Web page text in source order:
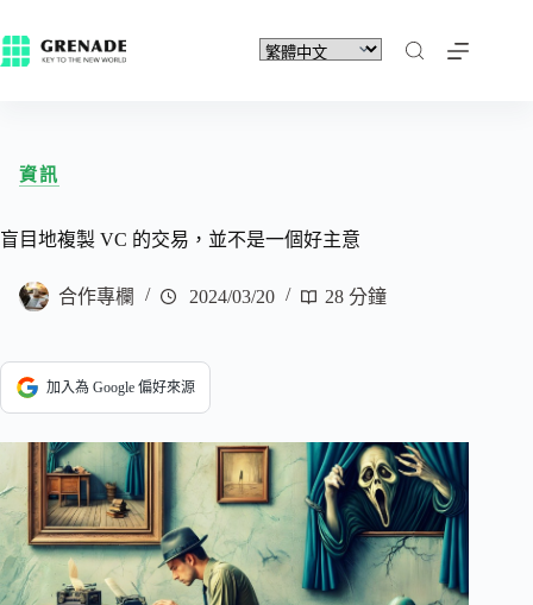
資訊
盲目地複製 VC 的交易，並不是一個好主意
合作專欄 2024/03/20 28 分鐘
加入為 Google 偏好來源